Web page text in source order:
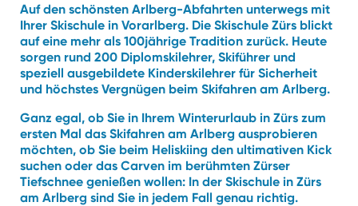
Auf den schönsten Arlberg-Abfahrten unterwegs mit
Ihrer Skischule in Vorarlberg. Die Skischule Zürs blickt
auf eine mehr als 100jährige Tradition zurück. Heute
sorgen rund 200 Diplomskilehrer, Skiführer und
speziell ausgebildete Kinderskilehrer für Sicherheit
und höchstes Vergnügen beim Skifahren am Arlberg.
Ganz egal, ob Sie in Ihrem Winterurlaub in Zürs zum
ersten Mal das Skifahren am Arlberg ausprobieren
möchten, ob Sie beim Heliskiing den ultimativen Kick
suchen oder das Carven im berühmten Zürser
Tiefschnee genießen wollen: In der Skischule in Zürs
am Arlberg sind Sie in jedem Fall genau richtig.